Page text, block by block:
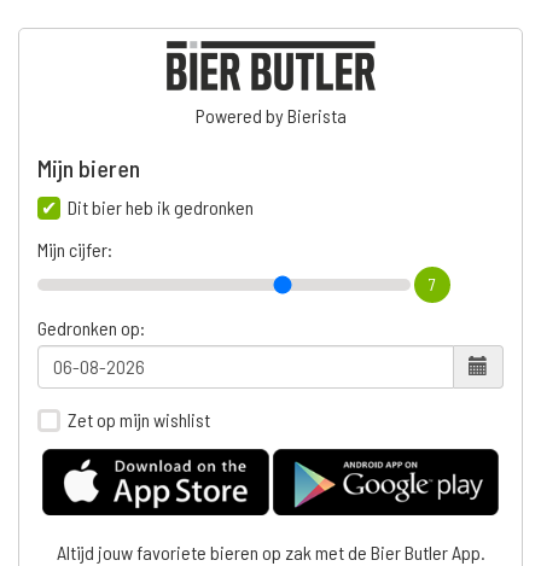
Powered by Bierista
Mijn bieren
Dit bier heb ik gedronken
Mijn cijfer:
7
Gedronken op:
Zet op mijn wishlist
Altijd jouw favoriete bieren op zak met de Bier Butler App.